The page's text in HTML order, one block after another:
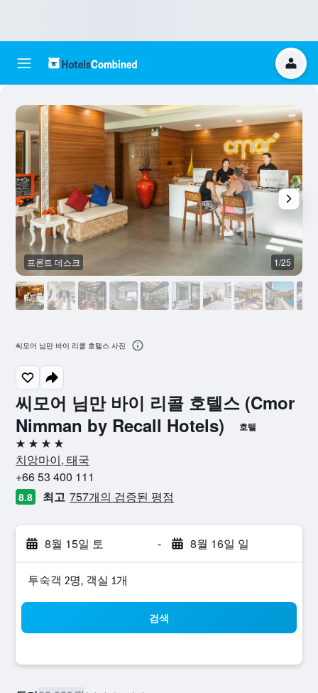
씨모어 님만 바이 리콜 호텔스 (Cmor
Nimman by Recall Hotels)
호텔
4성급
치앙마이, 태국
+66 53 400 111
8.8 최고 757개의 검증된 평점
8월 15일 토 - 8월 16일 일
​투숙객 2​명, ​객실 1개
검색
프론트 데스크 1/25
씨모어 님만 바이 리콜 호텔스 사진